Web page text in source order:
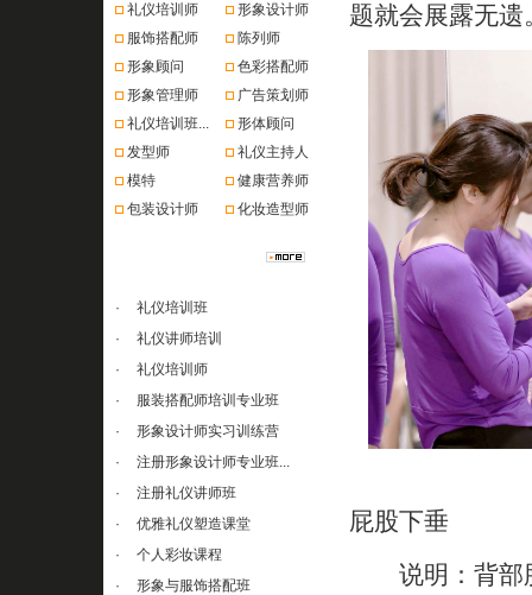
礼仪培训师
形象设计师
服饰搭配师
陈列师
形象顾问
色彩搭配师
形象管理师
广告策划师
礼仪培训班...
形体顾问
发型师
礼仪主持人
模特
健康营养师
包装设计师
化妆造型师
·
礼仪培训班
·
礼仪讲师培训
·
礼仪培训师
·
服装搭配师培训专业班
·
形象设计师实习训练营
·
注册形象设计师专业班...
·
注册礼仪讲师班
·
优雅礼仪塑造课堂
·
个人彩妆课程
·
形象与服饰搭配班
题就会展露无遗
屁股下垂
说明：背部肌